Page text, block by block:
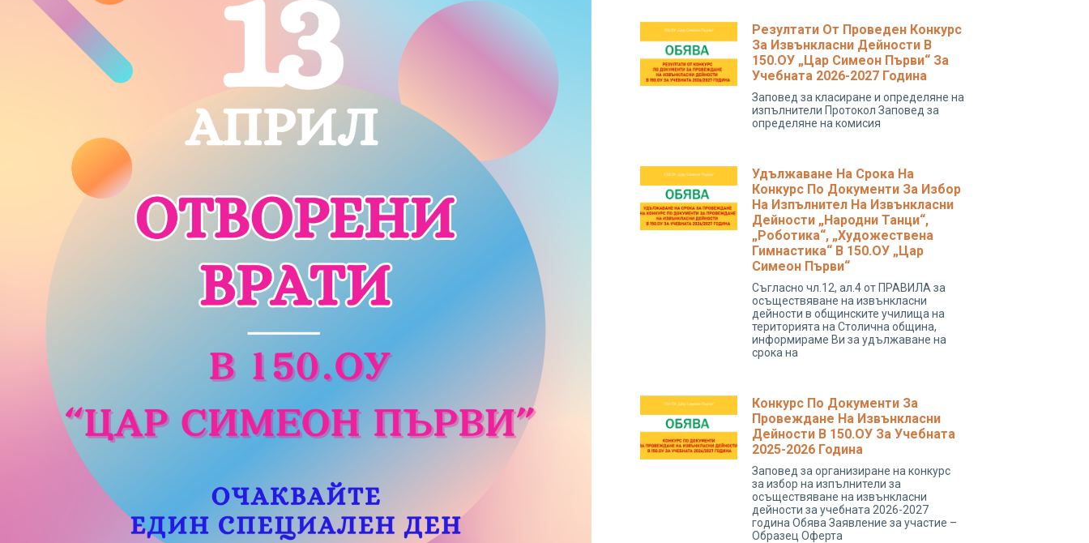
Резултати От Проведен Конкурс
За Извънкласни Дейности В
150.ОУ „Цар Симеон Първи“ За
Учебната 2026-2027 Година
Заповед за класиране и определяне на
изпълнители Протокол Заповед за
определяне на комисия
Удължаване На Срока На
Конкурс По Документи За Избор
На Изпълнител На Извънкласни
Дейности „народни Танци“,
„роботика“, „художествена
Гимнастика“ В 150.ОУ „Цар
Симеон Първи“
Съгласно чл.12, ал.4 от ПРАВИЛА за
осъществяване на извънкласни
дейности в общинските училища на
територията на Столична община,
информираме Ви за удължаване на
срока на
Конкурс По Документи За
Провеждане На Извънкласни
Дейности В 150.ОУ За Учебната
2025-2026 Година
Заповед за организиране на конкурс
за избор на изпълнители за
осъществяване на извънкласни
дейности за учебната 2026-2027
година Обява Заявление за участие –
Образец Оферта